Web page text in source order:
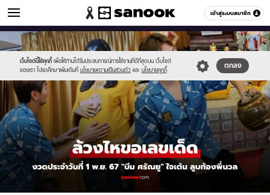
เข้าสู่ระบบสมาชิก
ข่าวบันเทิง หมวดอื่นๆ
เว็บไซต์นี้ใช้คุกกี้ เพื่อให้ท่านได้รับประสบการณ์การใช้งานที่ดีที่สุดบน เว็บไซต์
ของเรา โปรดศึกษาเพิ่มเติมที่ นโยบายความเป็นส่วนตัว และ นโยบายคุกกี้
ตกลง
Sanook
//s.isanook.com/sr/0/images/logo-
new-
sanook.png
600
//s.isanook.com/ns/0/ud/1927/9635290/beam.jpg